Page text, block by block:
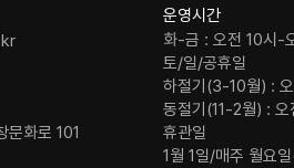
문화로 101
운영시간
화-금 : 오전 10시-
토/일/공휴일
하절기(3-10월) :
동절기(11-2월) :
휴관일
1월 1일/매주 월요